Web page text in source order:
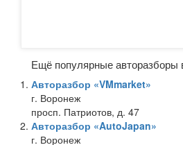
Ещё популярные авторазборы
Авторазбор «VMmarket»
г. Воронеж
просп. Патриотов, д. 47
Авторазбор «AutoJapan»
г. Воронеж